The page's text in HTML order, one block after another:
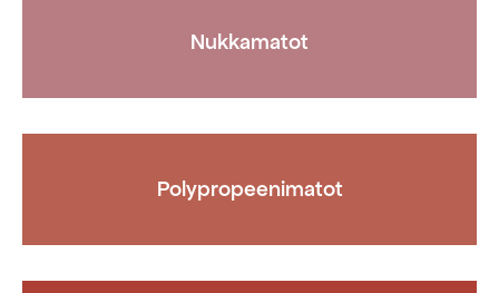
Nukkamatot
Polypropeenimatot